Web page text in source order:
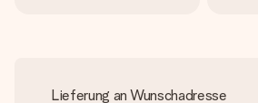
Lieferung an Wunschadresse